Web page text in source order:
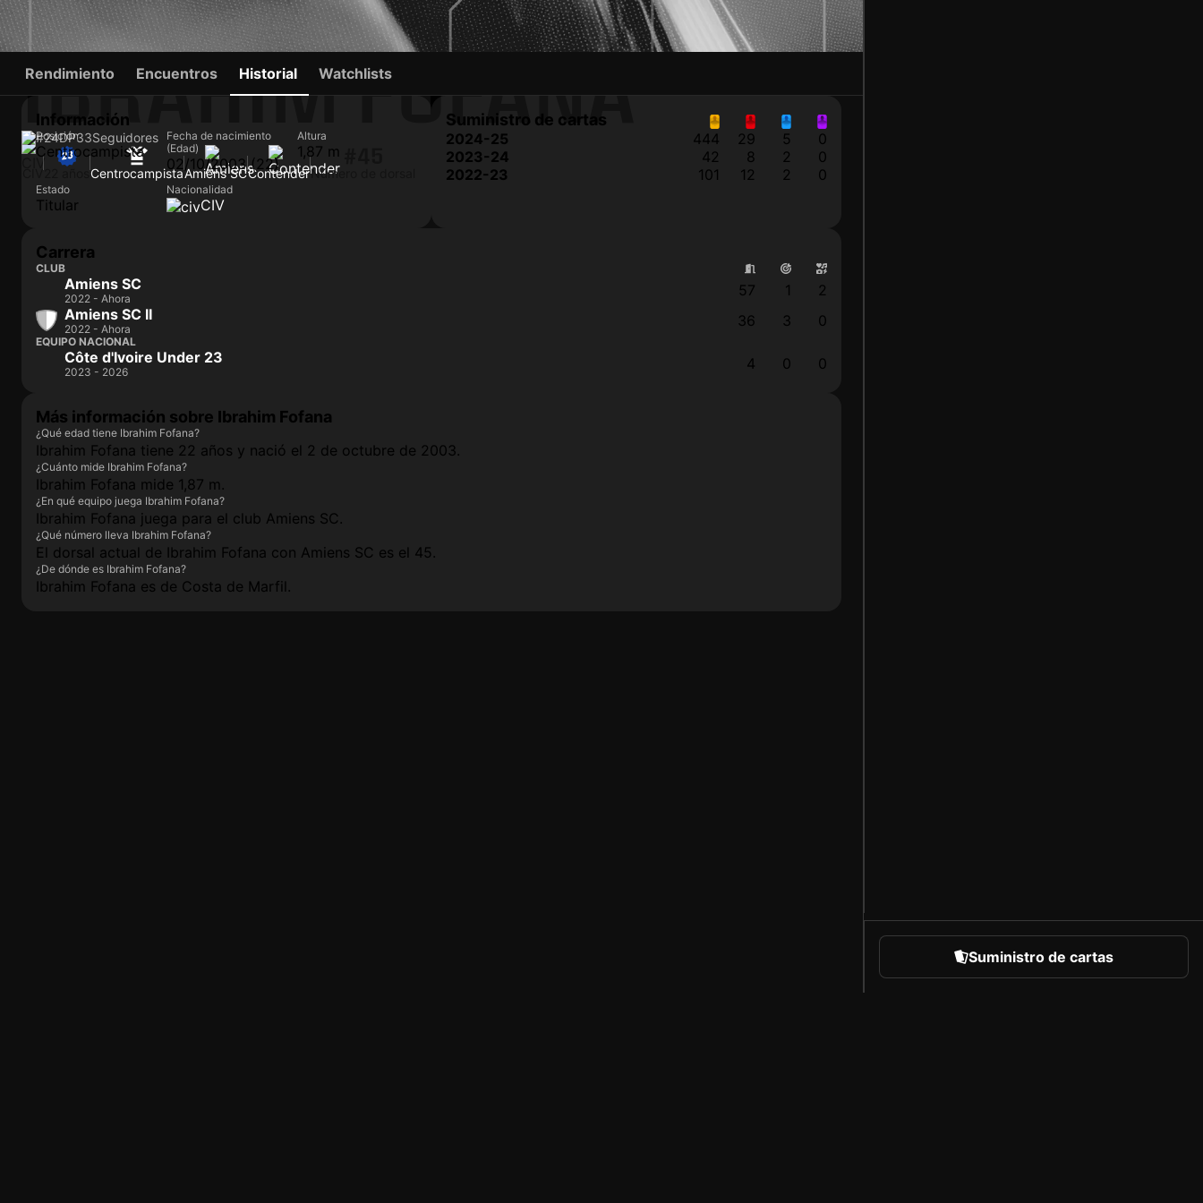
IBRAHIM FOFANA
#24DP33Seguidores
CentrocampistaAmiens SCContenderNúmero de dorsal
Rendimiento Encuentros Historial Watchlists
Información
Posición
Centrocampista
Fecha de nacimiento
(Edad)
02/10/2003 (22)
Altura
1,87 m
Estado
Titular
Nacionalidad
CIV
Suministro de cartas
2024-25 444 29 5
0
2023-24
42 8 2
0
2022-23
101 12 2 0
Carrera
CLUB
Amiens SC
2022 - Ahora 57 1
2
Amiens SC II
2022 - Ahora 36 3 0
EQUIPO NACIONAL
Côte d'Ivoire Under 23
2023 - 2026 4 0 0
Más información sobre Ibrahim Fofana
¿Qué edad tiene Ibrahim Fofana?
Ibrahim Fofana tiene 22 años y nació el 2 de octubre de 2003.
¿Cuánto mide Ibrahim Fofana?
Ibrahim Fofana mide 1,87 m.
¿En qué equipo juega Ibrahim Fofana?
Ibrahim Fofana juega para el club Amiens SC.
¿Qué número lleva Ibrahim Fofana?
El dorsal actual de Ibrahim Fofana con Amiens SC es el 45.
¿De dónde es Ibrahim Fofana?
Ibrahim Fofana es de Costa de Marfil.
Suministro de cartas